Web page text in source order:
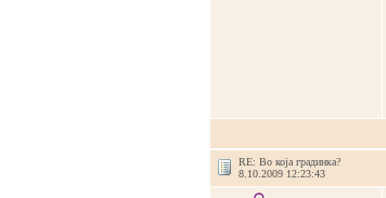
RE: Во која градинка?
8.10.2009 12:23:43